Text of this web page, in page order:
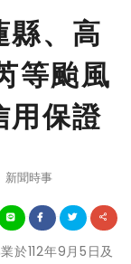
縣、高
等颱風
用保證
新聞時事
於112年9月5日及